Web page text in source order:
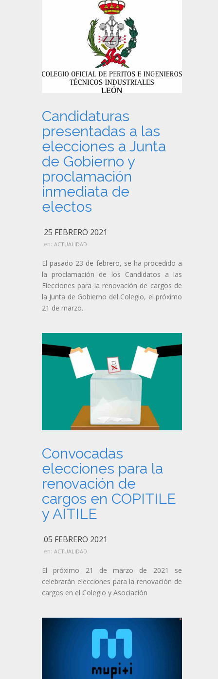
Candidaturas
presentadas a las
elecciones a Junta
de Gobierno y
proclamación
inmediata de
electos
25 FEBRERO 2021
en: ACTUALIDAD
El pasado 23 de febrero, se ha procedido a
la proclamación de los Candidatos a las
Elecciones para la renovación de cargos de
la Junta de Gobierno del Colegio, el próximo
21 de marzo.
Convocadas
elecciones para la
renovación de
cargos en COPITILE
y AITILE
05 FEBRERO 2021
en: ACTUALIDAD
El próximo 21 de marzo de 2021 se
celebrarán elecciones para la renovación de
cargos en el Colegio y Asociación